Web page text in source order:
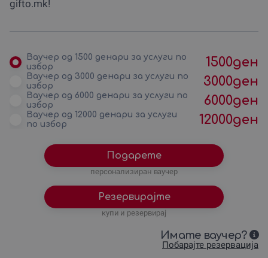
gifto.mk!
Ваучер од 1500 денари за услуги по
избор
1500ден
Ваучер од 3000 денари за услуги по
избор
3000ден
Ваучер од 6000 денари за услуги по
избор
6000ден
Ваучер од 12000 денари за услуги
по избор
12000ден
Подарете
персонализиран ваучер
Резервирајте
купи и резервирај
Имате ваучер?
Побарајте резервација